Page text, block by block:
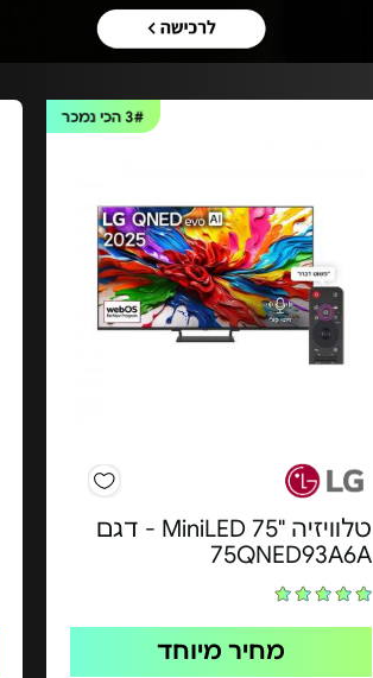
3#הכי נמכר
טלוויזיה "MiniLED 75 - דגם
75QNED93A6A
מחיר מיוחד